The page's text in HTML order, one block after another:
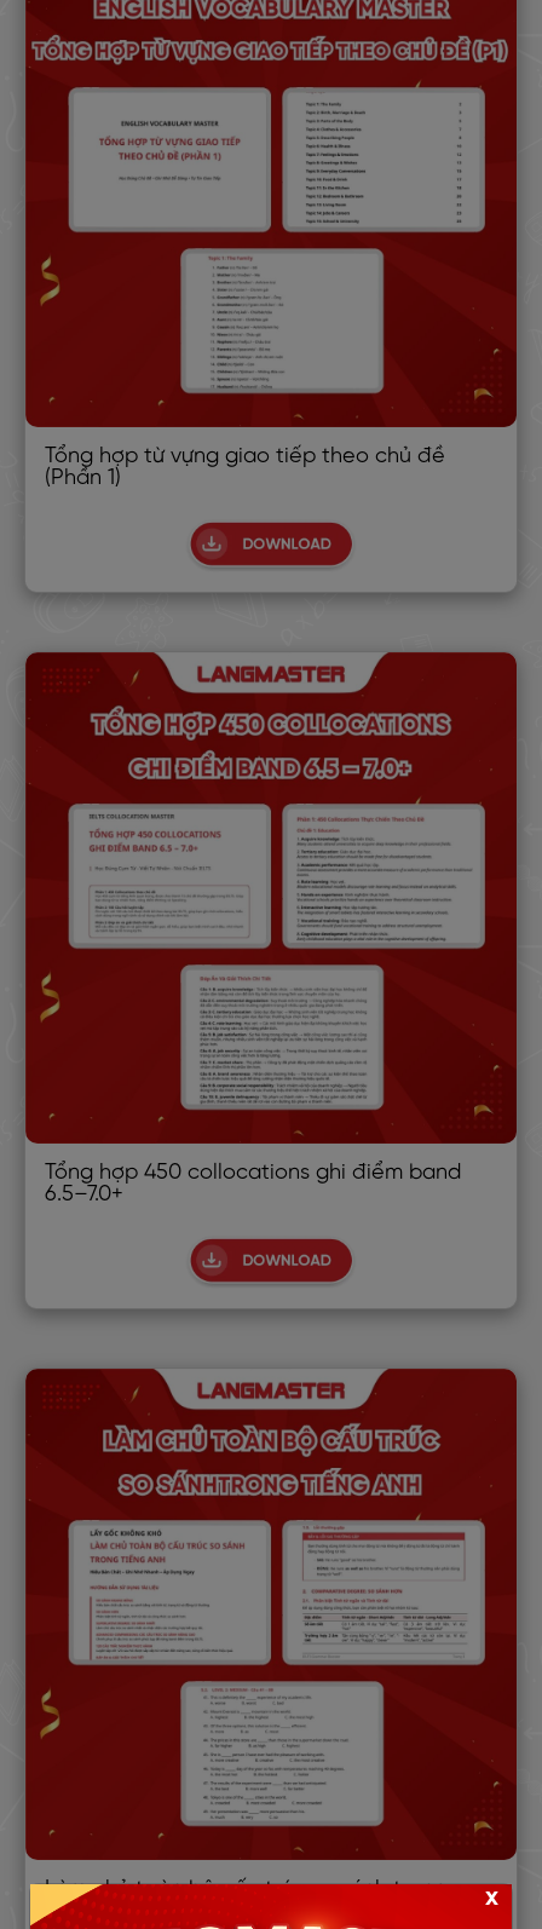
Tổng hợp từ vựng giao tiếp theo chủ đề
(Phần 1)
Tổng hợp 450 collocations ghi điểm band
6.5–7.0+
Làm chủ toàn bộ cấu trúc so sánh trong
tiếng Anh
x